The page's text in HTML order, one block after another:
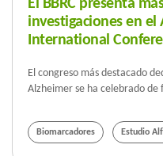
El BBRC presenta
investigaciones en el
International
El congreso más destacado
Alzheimer se ha celebrado
Biomarcadores Estudio